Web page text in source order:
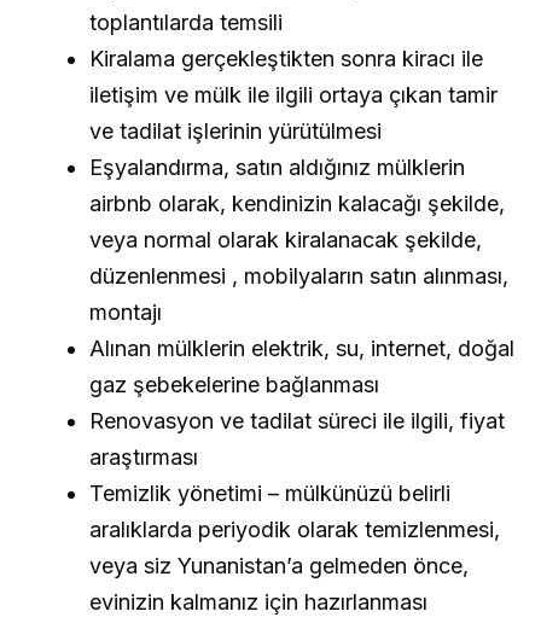
toplantılarda temsili
Kiralama gerçekleştikten sonra kiracı ile
iletişim ve mülk ile ilgili ortaya çıkan tamir
ve tadilat işlerinin yürütülmesi
Eşyalandırma, satın aldığınız mülklerin
airbnb olarak, kendinizin kalacağı şekilde,
veya normal olarak kiralanacak şekilde,
düzenlenmesi , mobilyaların satın alınması,
montajı
Alınan mülklerin elektrik, su, internet, doğal
gaz şebekelerine bağlanması
Renovasyon ve tadilat süreci ile ilgili, fiyat
araştırması
Temizlik yönetimi – mülkünüzü belirli
aralıklarda periyodik olarak temizlenmesi,
veya siz Yunanistan’a gelmeden önce,
evinizin kalmanız için hazırlanması